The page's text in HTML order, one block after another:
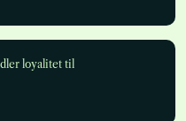
loyalitet til